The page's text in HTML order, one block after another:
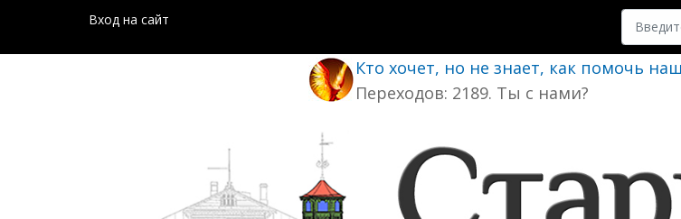
Вход на сайт Поиск
Кто хочет, но не знает, как помочь
Переходов: 2189. Ты с нами?